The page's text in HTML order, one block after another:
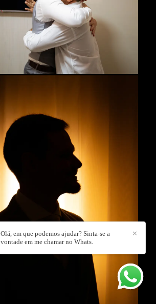
✕
Olá, em que podemos ajudar? Sinta-se a
vontade em me chamar no Whats.